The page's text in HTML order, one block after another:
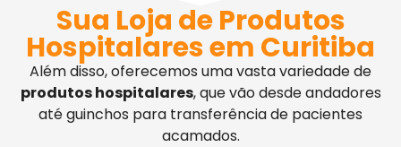
Sua Loja de Produtos
Hospitalares em Curitiba
Além disso, oferecemos uma vasta variedade de
produtos hospitalares, que vão desde andadores
até guinchos para transferência de pacientes
acamados.